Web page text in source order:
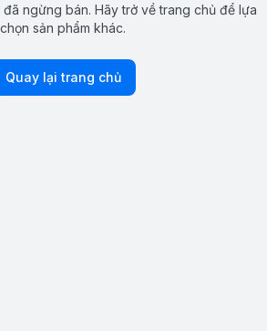
đã ngừng bán. Hãy trở về trang chủ để lựa
chọn sản phẩm khác.
Quay lại trang chủ